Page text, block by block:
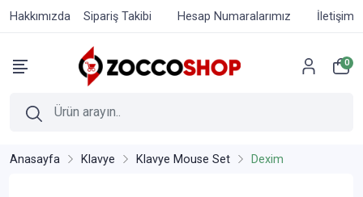
Hakkımızda Sipariş Takibi Hesap Numaralarımız İletişim
0
Anasayfa Klavye Klavye Mouse Set Dexim